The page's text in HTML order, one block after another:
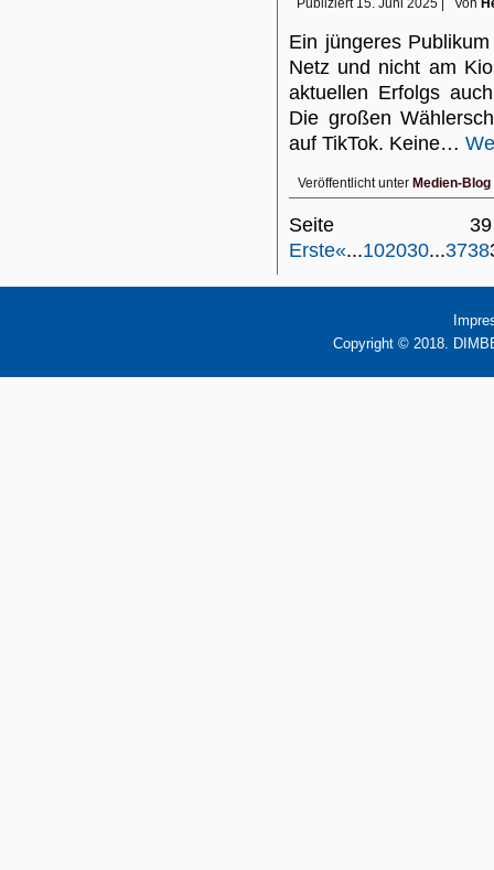
Publiziert 15. Juni 2025 Von
Ein jüngeres
Netz und nicht am
aktuellen Erfolgs
Die großen
auf TikTok. Keine…
Veröffentlicht unter Medien-Blog
Seite
Erste«...102030...3738
Copyright © 2018.